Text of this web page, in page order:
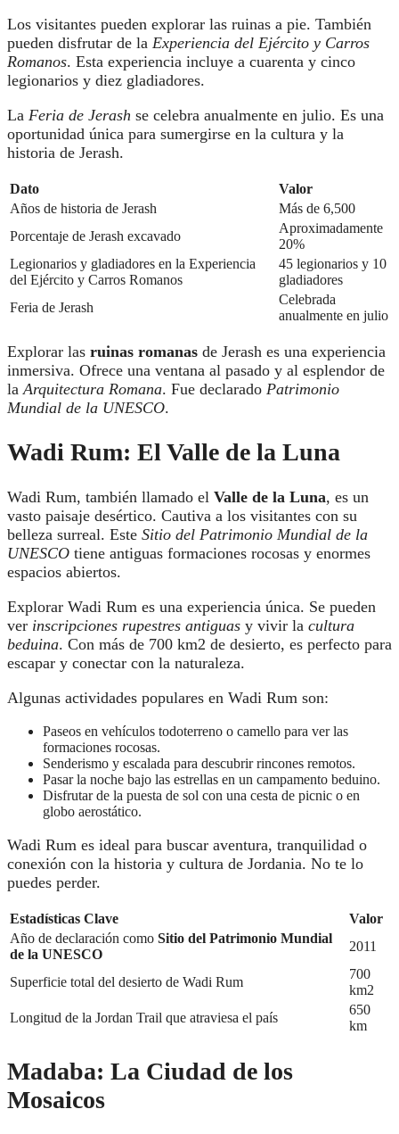
Los visitantes pueden explorar las ruinas a pie. También
pueden disfrutar de la Experiencia del Ejército y Carros
Romanos. Esta experiencia incluye a cuarenta y cinco
legionarios y diez gladiadores.
La Feria de Jerash se celebra anualmente en julio. Es una
oportunidad única para sumergirse en la cultura y la
historia de Jerash.
Dato
Valor
Años de historia de Jerash
Más de 6,500
Porcentaje de Jerash excavado
Aproximadamente
20%
Legionarios y gladiadores en la Experiencia
del Ejército y Carros Romanos
45 legionarios y 10
gladiadores
Feria de Jerash
Celebrada
anualmente en julio
Explorar las ruinas romanas de Jerash es una experiencia
inmersiva. Ofrece una ventana al pasado y al esplendor de
laArquitectura Romana. Fue declarado Patrimonio
Mundial de la UNESCO.
Wadi Rum: El Valle de la Luna
Wadi Rum, también llamado el Valle de la Luna, es un
vasto paisaje desértico. Cautiva a los visitantes con su
belleza surreal. Este Sitio del Patrimonio Mundial de la
UNESCO tiene antiguas formaciones rocosas y enormes
espacios abiertos.
Explorar Wadi Rum es una experiencia única. Se pueden
ver inscripciones rupestres antiguas y vivir la cultura
beduina. Con más de 700 km2 de desierto, es perfecto para
escapar y conectar con la naturaleza.
Algunas actividades populares en Wadi Rum son:
Paseos en vehículos todoterreno o camello para ver las
formaciones rocosas.
Senderismo y escalada para descubrir rincones remotos.
Pasar la noche bajo las estrellas en un campamento beduino.
Disfrutar de la puesta de sol con una cesta de picnic o en
globo aerostático.
Wadi Rum es ideal para buscar aventura, tranquilidad o
conexión con la historia y cultura de Jordania. No te lo
puedes perder.
Estadísticas Clave
Valor
Año de declaración como Sitio del Patrimonio Mundial
de la UNESCO
2011
Superficie total del desierto de Wadi Rum
700
km2
Longitud de la Jordan Trail que atraviesa el país
650
km
Madaba: La Ciudad de los
Mosaicos